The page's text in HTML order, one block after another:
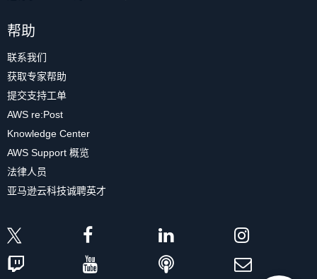
帮助
联系我们
获取专家帮助
提交支持工单
AWS re:Post
Knowledge Center
AWS Support 概览
法律人员
亚马逊云科技诚聘英才